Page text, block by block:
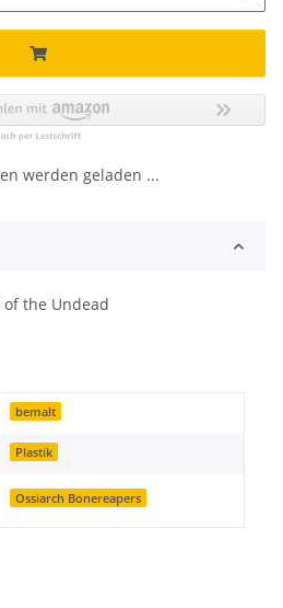
werden geladen ...
of the Undead
bemalt
Plastik
Ossiarch Bonereapers